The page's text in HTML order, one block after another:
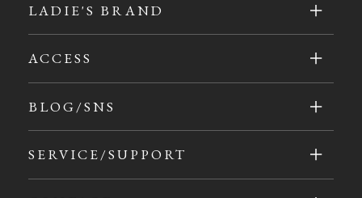
LADIE'S BRAND
ACCESS
BLOG/SNS
SERVICE/SUPPORT